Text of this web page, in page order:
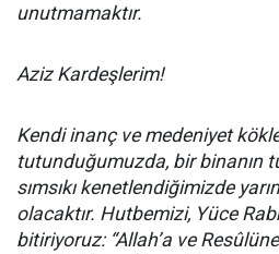
unutmamaktır.
Aziz Kardeşlerim!
Kendi inanç ve medeniyet
tutunduğumuzda, bir binanın
sımsıkı kenetlendiğimizde
olacaktır. Hutbemizi, Yüce
bitiriyoruz: “Allah’a ve